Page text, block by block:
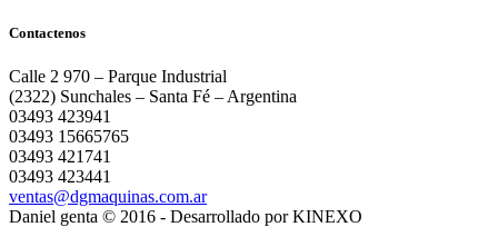
Contactenos
Calle 2 970 – Parque Industrial
(2322) Sunchales – Santa Fé – Argentina
03493 423941
03493 15665765
03493 421741
03493 423441
ventas@dgmaquinas.com.ar
Daniel genta © 2016 - Desarrollado por KINEXO